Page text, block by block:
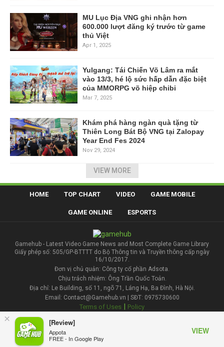
× [Review]
Appota
FREE - In Google Play
VIEW
MU Lục Địa VNG ghi nhận hơn
600.000 lượt đăng ký trước từ game
thủ Việt
Apr 1, 2025
Yulgang: Tái Chiến Võ Lâm ra mắt
vào 13/3, hé lộ sức hấp dẫn đặc biệt
của MMORPG võ hiệp chibi
Mar 7, 2025
Khám phá hàng ngàn quà tặng từ
Thiên Long Bát Bộ VNG tại Zalopay
Year End Fes 2024
Nov 29, 2024
VIEW MORE
HOME TOP CHART VIDEO GAME MOBILE
GAME ONLINE ESPORTS
Gamehub - Latest Video Game News and Most Complete Game Library
Giấy phép số: 505/GP-BTTTT do Bộ Thông tin và Truyền thông cấp ngày
16/10/2017.
Đơn vị chủ quản: Công ty cổ phần Adsota.
Chịu trách nhiệm: Ông Trần Quốc Toản.
Địa chỉ: Le Building, số 11, ngõ 71, Láng Hạ, Ba Đình, Hà Nội.
Email: Contact@Gamehub.vn | SĐT: 0975730600
Terms of Uses | Policy